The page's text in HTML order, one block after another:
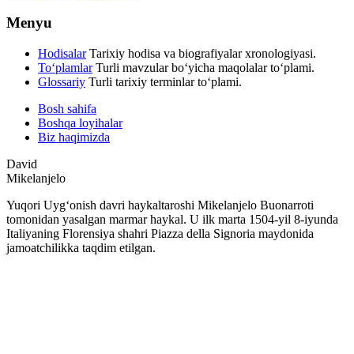
Menyu
Hodisalar Tarixiy hodisa va biografiyalar xronologiyasi.
To‘plamlar Turli mavzular bo‘yicha maqolalar to‘plami.
Glossariy Turli tarixiy terminlar to‘plami.
Bosh sahifa
Boshqa loyihalar
Biz haqimizda
David
Mikelanjelo
Yuqori Uygʻonish davri haykaltaroshi Mikelanjelo Buonarroti
tomonidan yasalgan marmar haykal. U ilk marta 1504-yil 8-iyunda
Italiyaning Florensiya shahri Piazza della Signoria maydonida
jamoatchilikka taqdim etilgan.